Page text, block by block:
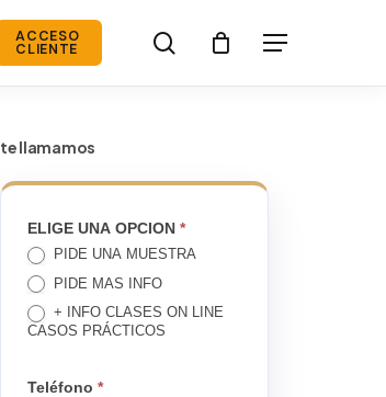
ACCESO
CLIENTE search Menú
te llamamos
TE
LLAMAMOS
ELIGE UNA OPCION*
PIDE UNA MUESTRA
PIDE MAS INFO
+ INFO CLASES ON LINE
CASOS PRÁCTICOS
Teléfono*